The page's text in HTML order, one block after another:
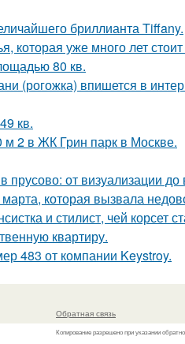
бриллианта Tiffany.
которая уже много лет
80 кв.
(рогожка) впишется в
кв.
м 2 в ЖК Грин парк в Москве.
прусово: от визуализации
которая вызвала
и стилист, чей
квартиру.
483 от компании Keystroy.
Обратная связь
Копирование разрешено при указании